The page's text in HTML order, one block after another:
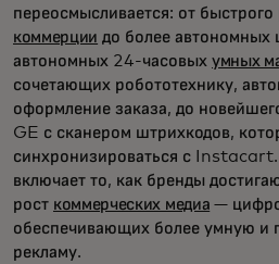
переосмысливается: от быстрого
коммерции до более автономных
автономных 24-часовых умных
сочетающих робототехнику,
оформление заказа, до
GE с сканером штрихкодов,
синхронизироваться с
включает то, как бренды
рост коммерческих медиа —
обеспечивающих более умную и
рекламу.